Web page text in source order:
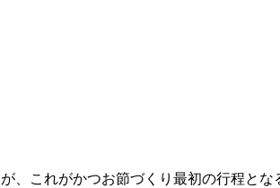
、これがかつお節づくり最初の行程とな